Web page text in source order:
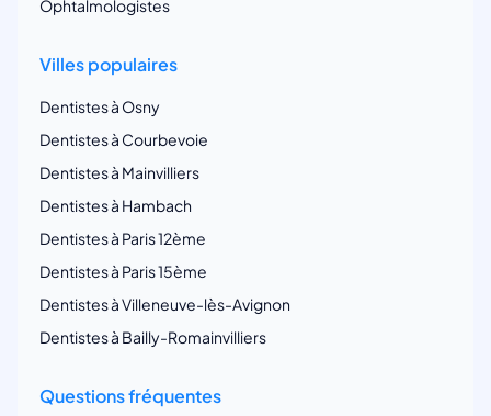
Ophtalmologistes
Villes populaires
Dentistes à Osny
Dentistes à Courbevoie
Dentistes à Mainvilliers
Dentistes à Hambach
Dentistes à Paris 12ème
Dentistes à Paris 15ème
Dentistes à Villeneuve-lès-Avignon
Dentistes à Bailly-Romainvilliers
Questions fréquentes